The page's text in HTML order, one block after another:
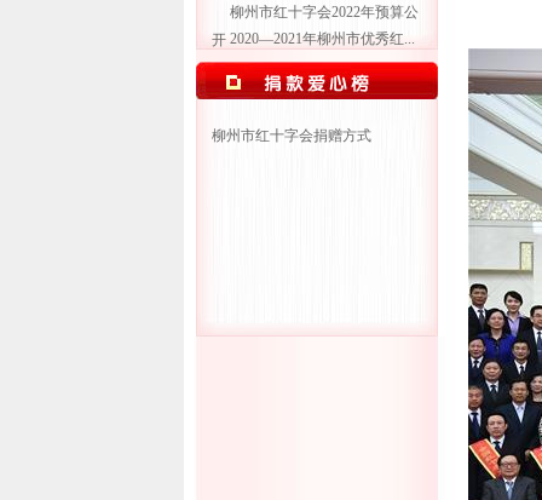
柳州市红十字会2022年预算公
开 2020—2021年柳州市优秀红...
柳州市红十字会捐赠方式